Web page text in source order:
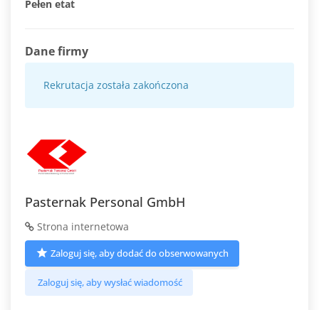
Pełen etat
Dane firmy
Rekrutacja została zakończona
Pasternak Personal GmbH
Strona internetowa
Zaloguj się, aby dodać do obserwowanych
Zaloguj się, aby wysłać wiadomość